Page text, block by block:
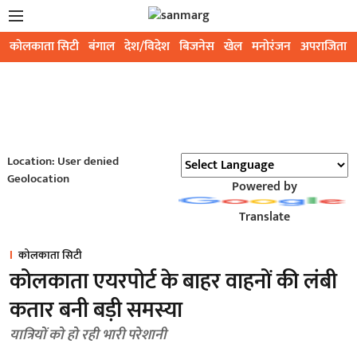
कोलकाता सिटी बंगाल देश/विदेश बिजनेस खेल मनोरंजन अपराजिता
Location: User denied
Geolocation
Powered by
Translate
कोलकाता सिटी
कोलकाता एयरपोर्ट के बाहर वाहनों की लंबी
कतार बनी बड़ी समस्या
यात्रियों को हो रही भारी परेशानी